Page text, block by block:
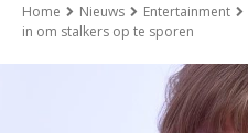
Home Nieuws Entertainment
in om stalkers op te sporen